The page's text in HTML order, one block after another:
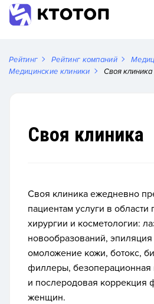
Рейтинг Рейтинг компаний
Медицинские клиники
Своя клиника
Своя клиника
Своя клиника ежедневно
пациентам услуги в области
хирургии и косметологии:
новообразований, эпиляция
омоложение кожи, ботокс,
филлеры, безоперационная
и послеродовая коррекция
женщин.